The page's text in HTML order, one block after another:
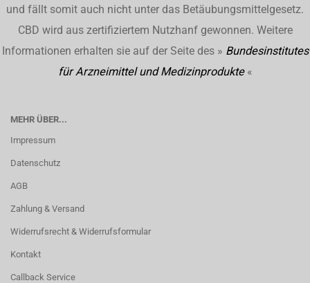
und fällt somit auch nicht unter das Betäubungsmittelgesetz.
CBD wird aus zertifiziertem Nutzhanf gewonnen. Weitere
Informationen erhalten sie auf der Seite des » Bundesinstitutes
für Arzneimittel und Medizinprodukte«
MEHR ÜBER...
Impressum
Datenschutz
AGB
Zahlung & Versand
Widerrufsrecht & Widerrufsformular
Kontakt
Callback Service